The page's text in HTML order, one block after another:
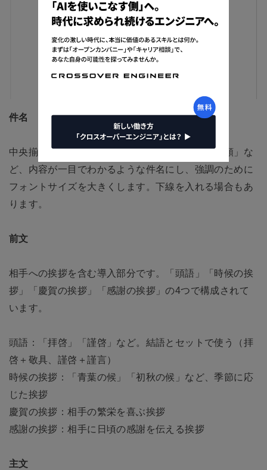
件名
中央揃えで記載。「〇〇のご案内」「△△のご依頼」な
ど、内容が一目でわかるような件名にし、強調のために
フォントサイズを大きくします。下線を入れる場合もあ
ります。
前文
相手への挨拶を含む導入部分です。「頭語」「時候の挨
拶」「慶賀の挨拶」「感謝の挨拶」の4つで構成されて
います。
頭語：「拝啓」「謹啓」など。結語とセットで使う（拝
啓＋敬具、謹啓＋謹言）
時候の挨拶：「青葉の候」「初秋の候」など、季節に応
じた挨拶
慶賀の挨拶：相手の繁栄を喜ぶ挨拶
感謝の挨拶：相手に日頃の感謝を伝える挨拶
主文